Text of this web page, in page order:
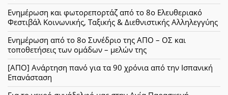
Ενημέρωση και φωτορεπορτάζ από το 8ο Ελευθεριακό
Φεστιβάλ Κοινωνικής, Ταξικής & Διεθνιστικής Αλληλεγγύης
Ενημέρωση από το 8ο Συνέδριο της ΑΠΟ – ΟΣ και
τοποθετήσεις των ομάδων – μελών της
[ΑΠΟ] Ανάρτηση πανό για τα 90 χρόνια από την Ισπανική
Επανάσταση